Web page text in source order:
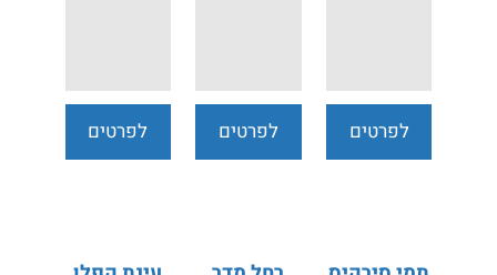
לפרטים
לפרטים
לפרטים